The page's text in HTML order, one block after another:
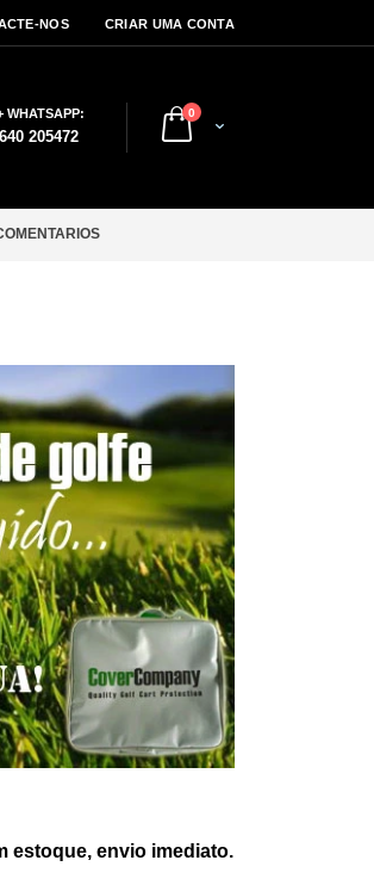
NOS CRIAR UMA CONTA
Cart
0artigos
WHATSAPP:
205472
estoque, envio imediato.